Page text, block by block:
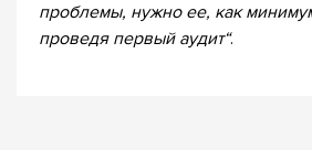
проблемы, нужно ее, как
проведя первый аудит“.